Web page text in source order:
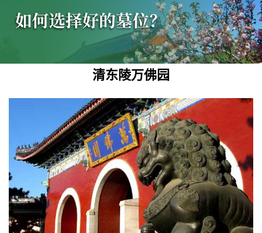
清东陵万佛园